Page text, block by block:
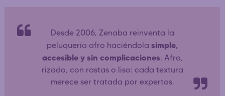
Desde 2006, Zenaba reinventa la
peluquería afro haciéndola simple,
accesible y sin complicaciones. Afro,
rizado, con rastas o liso: cada textura
merece ser tratada por expertos.